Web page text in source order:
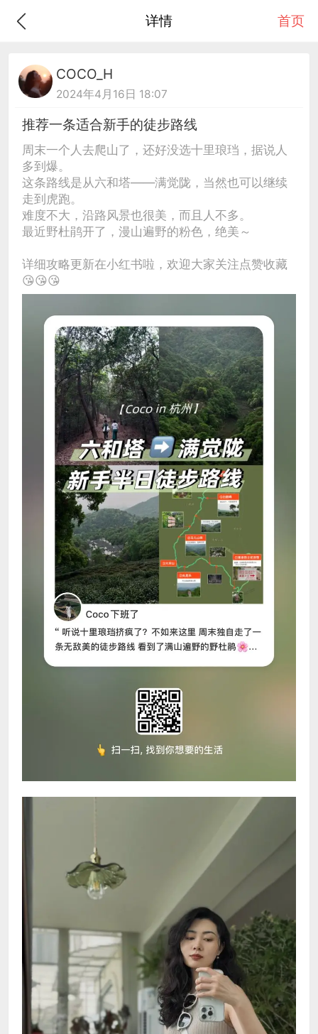
详情 首页
COCO_H
2024年4月16日 18:07
推荐一条适合新手的徒步路线
周末一个人去爬山了，还好没选十里琅珰，据说人
多到爆。
这条路线是从六和塔——满觉陇，当然也可以继续
走到虎跑。
难度不大，沿路风景也很美，而且人不多。
最近野杜鹃开了，漫山遍野的粉色，绝美～
详细攻略更新在小红书啦，欢迎大家关注点赞收藏
😘😘😘